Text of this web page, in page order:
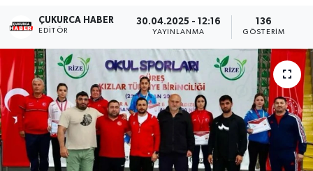
ÇUKURCA HABER
EDITÖR
30.04.2025 - 12:16
YAYINLANMA
136
GÖSTERIM
Yaşam